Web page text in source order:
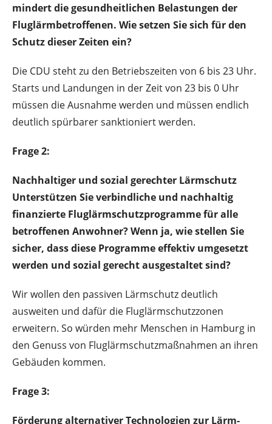
mindert die gesundheitlichen Belastungen der
Fluglärmbetroffenen. Wie setzen Sie sich für den
Schutz dieser Zeiten ein?
Die CDU steht zu den Betriebszeiten von 6 bis 23 Uhr.
Starts und Landungen in der Zeit von 23 bis 0 Uhr
müssen die Ausnahme werden und müssen endlich
deutlich spürbarer sanktioniert werden.
Frage 2:
Nachhaltiger und sozial gerechter Lärmschutz
Unterstützen Sie verbindliche und nachhaltig
finanzierte Fluglärmschutzprogramme für alle
betroffenen Anwohner? Wenn ja, wie stellen Sie
sicher, dass diese Programme effektiv umgesetzt
werden und sozial gerecht ausgestaltet sind?
Wir wollen den passiven Lärmschutz deutlich
ausweiten und dafür die Fluglärmschutzzonen
erweitern. So würden mehr Menschen in Hamburg in
den Genuss von Fluglärmschutzmaßnahmen an ihren
Gebäuden kommen.
Frage 3:
Förderung alternativer Technologien zur Lärm-